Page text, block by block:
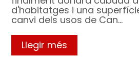
d'habitatges i una
canvi dels usos de Can…
Llegir més